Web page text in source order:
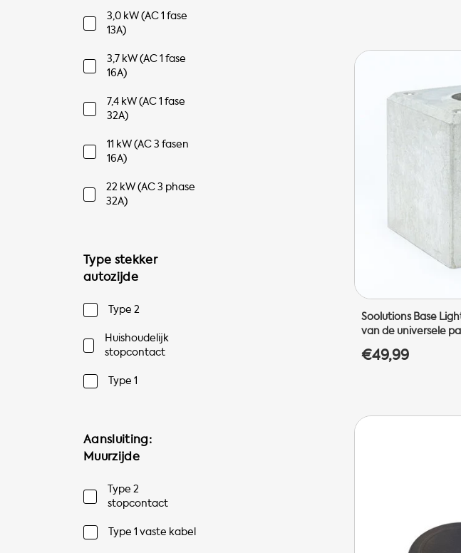
3,0 kW (AC 1 fase
13A)
3,7 kW (AC 1 fase
16A)
7,4 kW (AC 1 fase
32A)
11 kW (AC 3 fasen
16A)
22 kW (AC 3 phase
32A)
Type stekker
autozijde
Type 2
Huishoudelijk
stopcontact
Type 1
Aansluiting:
Muurzijde
Type 2
stopcontact
Type 1 vaste kabel
Soolutions Base
van de universele
€49,99